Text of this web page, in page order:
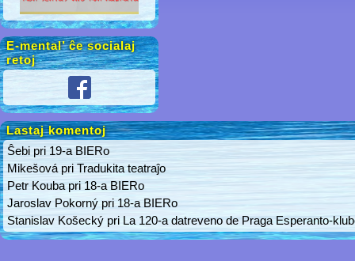
E-mental’ ĉe socialaj
retoj
Lastaj komentoj
Ŝebi pri 19-a BIERo
Mikešová pri Tradukita teatraĵo
Petr Kouba pri 18-a BIERo
Jaroslav Pokorný pri 18-a BIERo
Stanislav Košecký pri La 120-a datreveno de Praga Esperanto-